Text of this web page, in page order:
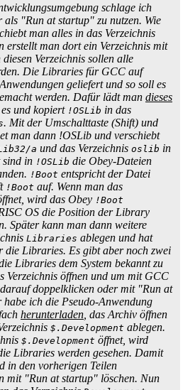
schlage ich
als "Run at startup" zu nutzen. Wie
man alles in das Verzeichnis
erstellt man dort ein Verzeichnis mit
diesen Verzeichnis sollen alle
Die Libraries für GCC auf
geliefert und so soll es
werden. Dafür lädt man dieses
und kopiert !OSLib in das
. Mit der Umschalttaste (Shift) und
man dann !OSLib und verschiebt
a und das Verzeichnis oslib in
sind in !OSLib die Obey-Dateien
!Boot entspricht der Datei
!Boot auf. Wenn man das
wird das Obey !Boot
OS die Position der Library
Später kann man dann weitere
Libraries ablegen und hat
die Libraries. Es gibt aber noch zwei
Libraries dem System bekannt zu
Verzeichnis öffnen und um mit GCC
doppelklicken oder mit "Run at
ich die Pseudo-Anwendung
herunterladen , das Archiv öffnen
$.Development ablegen.
$.Development öffnet, wird
Libraries werden gesehen. Damit
in den vorherigen Teilen
mit "Run at startup" löschen. Nun